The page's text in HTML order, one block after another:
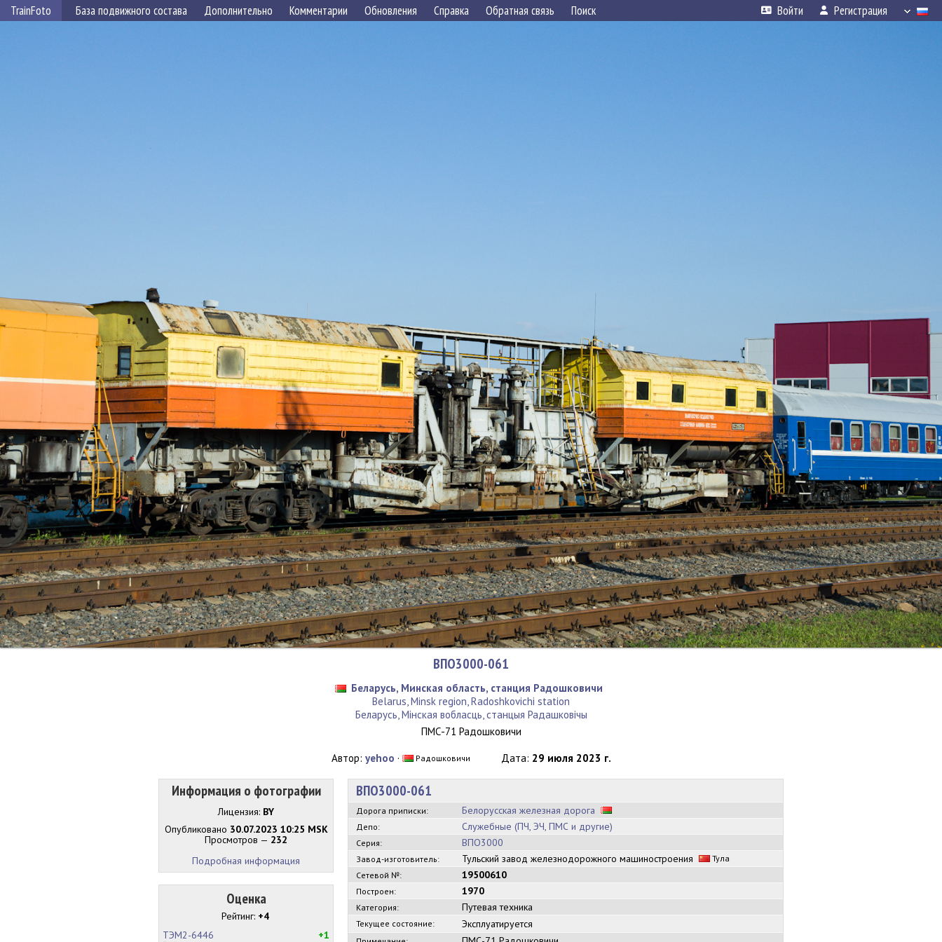
TrainFoto База подвижного состава Дополнительно Комментарии Обновления Справка Обратная связь Поиск Войти Регистрация
ВПО3000-061
Беларусь, Минская область, станция Радошковичи
Belarus, Minsk region, Radoshkovichi station
Беларусь, Мінская вобласць, станцыя Радашковічы
ПМС-71 Радошковичи
Автор: yehoo · Радошковичи Дата: 29 июля 2023 г.
Информация о фотографии
Лицензия: BY
Опубликовано 30.07.2023 10:25 MSK
Просмотров — 232
Подробная информация
Оценка
Рейтинг: +4
ТЭМ2-6446
+1
ВПО3000-061
Дорога приписки: Белорусская железная дорога
Депо: Служебные (ПЧ, ЭЧ, ПМС и другие)
Серия: ВПО3000
Завод-изготовитель: Тульский завод железнодорожного машиностроения
Тула
Сетевой №:
19500610
Построен: 1970
Категория: Путевая техника
Текущее состояние: Эксплуатируется